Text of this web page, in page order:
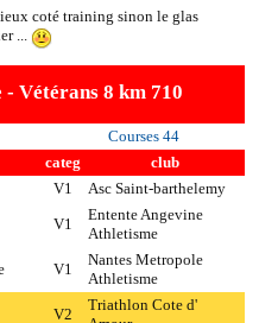
coté training sinon le glas
...
Vétérans 8 km 710
Courses 44
categ
club
V1 Asc Saint-barthelemy
V1
Entente Angevine
Athletisme
V1
Nantes Metropole
Athletisme
V2
Triathlon Cote d'